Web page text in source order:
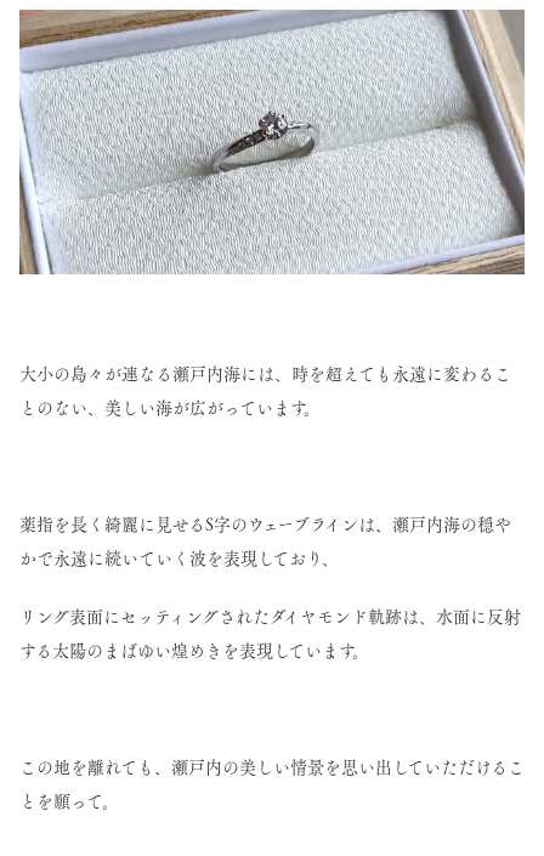
大小の島々が連なる瀬戸内海には、時を超えても永遠に変わるこ
とのない、美しい海が広がっています。
薬指を長く綺麗に見せるS字のウェーブラインは、瀬戸内海の穏や
かで永遠に続いていく波を表現しており、
リング表面にセッティングされたダイヤモンド軌跡は、水面に反射
する太陽のまばゆい煌めきを表現しています。
この地を離れても、瀬戸内の美しい情景を思い出していただけるこ
とを願って。